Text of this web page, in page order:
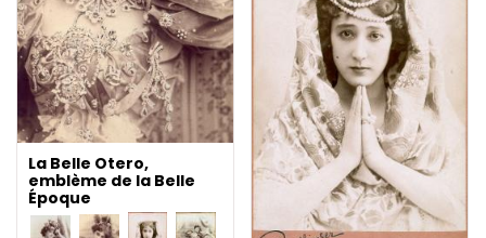
La Belle Otero,
emblème de la Belle
Époque